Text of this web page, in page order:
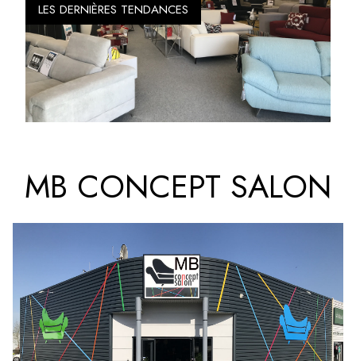
LES DERNIÈRES TENDANCES
MB CONCEPT SALON